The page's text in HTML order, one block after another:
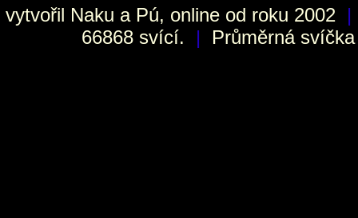
vytvořil Naku a Pú, online od roku 2002 |
66868 svící.
| Průměrná